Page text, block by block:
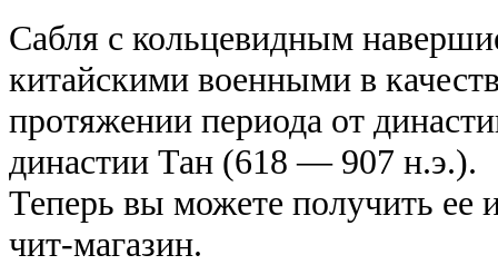
Сабля с кольцевидным
китайскими военными в
протяжении периода от
династии Тан (618 — 907 н.э.).
Теперь вы можете получить ее
чит-магазин.